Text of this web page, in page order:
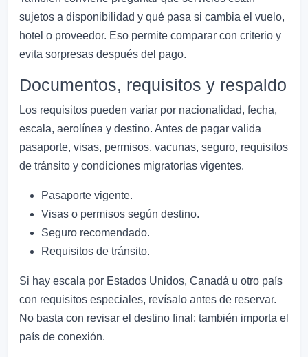
sujetos a disponibilidad y qué pasa si cambia el vuelo,
hotel o proveedor. Eso permite comparar con criterio y
evita sorpresas después del pago.
Documentos, requisitos y respaldo
Los requisitos pueden variar por nacionalidad, fecha,
escala, aerolínea y destino. Antes de pagar valida
pasaporte, visas, permisos, vacunas, seguro, requisitos
de tránsito y condiciones migratorias vigentes.
Pasaporte vigente.
Visas o permisos según destino.
Seguro recomendado.
Requisitos de tránsito.
Si hay escala por Estados Unidos, Canadá u otro país
con requisitos especiales, revísalo antes de reservar.
No basta con revisar el destino final; también importa el
país de conexión.